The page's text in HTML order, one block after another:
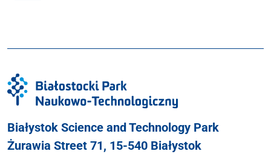
Białystok Science and Technology Park
Żurawia Street 71, 15-540 Białystok